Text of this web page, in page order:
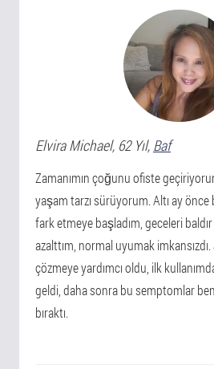
Elvira Michael, 62 Yıl, Baf
Zamanımın çoğunu ofiste
yaşam tarzı sürüyorum. Altı ay önce
fark etmeye başladım, geceleri baldır
azalttım, normal uyumak
çözmeye yardımcı oldu, ilk
geldi, daha sonra bu semptomlar
bıraktı.